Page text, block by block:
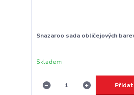
Snazaroo sada obličejových
Skladem